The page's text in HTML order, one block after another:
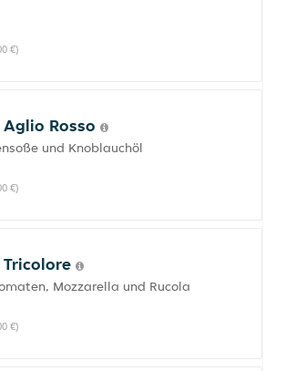
€)
Rosso
und Knoblauchöl
€)
Tricolore
Mozzarella und Rucola
€)